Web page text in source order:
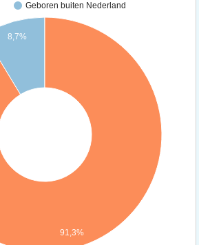
Geboren buiten Nederland
8,7%
91,3%